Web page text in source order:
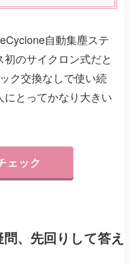
自動集塵ステ
のサイクロン式だと
ク交換なしで使い続
とってかなり大きい
ェック
、先回りして答え